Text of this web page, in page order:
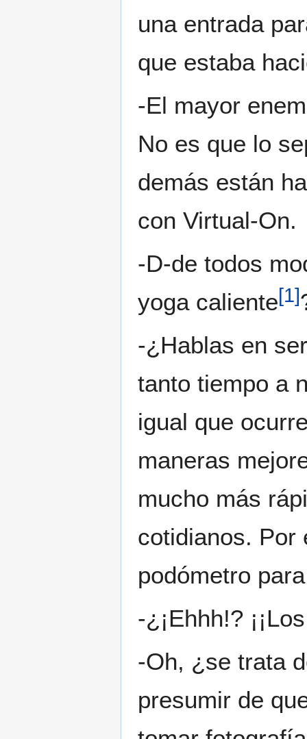
una entrada
que estaba
-El mayor
No es que lo
demás están
con Virtual-On.
-D-de todos
yoga caliente[1]
-¿Hablas en
tanto tiempo a
igual que
maneras
mucho más
cotidianos. Por
podómetro
-¿¡Ehhh!?
-Oh, ¿se trata
presumir de